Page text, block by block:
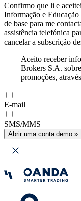
Confirmo que li e
Informação e
de base para me
assistência telefónica
cancelar a subscrição
Aceito receber
Brokers S.A.
promoções,
E-mail
SMS/MMS
Abrir uma conta demo »